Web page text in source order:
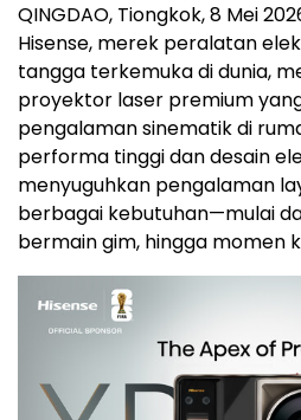
QINGDAO, Tiongkok, 8 Mei
Hisense, merek peralatan
tangga terkemuka di dunia,
proyektor laser premium
pengalaman sinematik di
performa tinggi dan desain
menyuguhkan pengalaman
berbagai kebutuhan—mulai
bermain gim, hingga momen